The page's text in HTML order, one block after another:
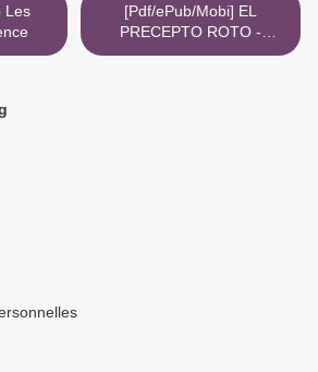
[Pdf/ePub/Mobi] EL
PRECEPTO ROTO -
TOSON SHIMAZAKI